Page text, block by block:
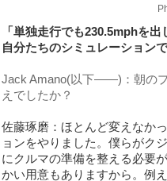
「単独走行でも230.5mphを
自分たちのシミュレーションで
Jack Amano(以下――)：朝の
えでしたか？
佐藤琢磨：ほとんど変えなか
ョンをやりました。僕らがク
にクルマの準備を整える必要
かい用意もありますから。例